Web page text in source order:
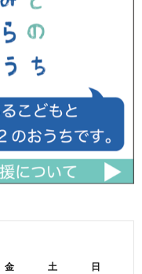
金 土 日